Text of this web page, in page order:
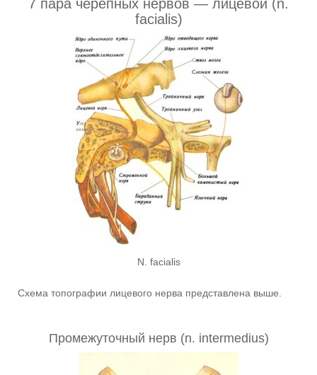
7 пара черепных нервов — лицевой (n.
facialis)
N. facialis
Схема топографии лицевого нерва представлена выше.
Промежуточный нерв (n. intermedius)